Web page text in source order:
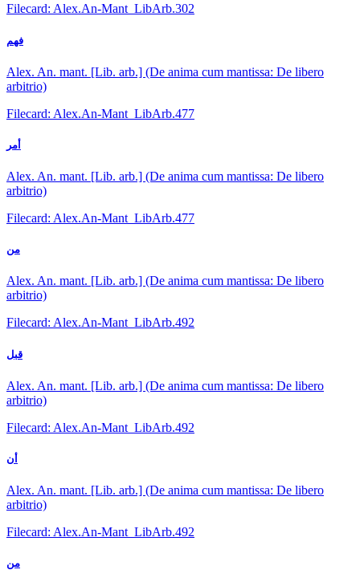
Filecard: Alex.An-Mant_LibArb.302
فهم
Alex. An. mant. [Lib. arb.] (De anima cum mantissa: De libero
arbitrio)
Filecard: Alex.An-Mant_LibArb.477
أمر
Alex. An. mant. [Lib. arb.] (De anima cum mantissa: De libero
arbitrio)
Filecard: Alex.An-Mant_LibArb.477
من
Alex. An. mant. [Lib. arb.] (De anima cum mantissa: De libero
arbitrio)
Filecard: Alex.An-Mant_LibArb.492
قبل
Alex. An. mant. [Lib. arb.] (De anima cum mantissa: De libero
arbitrio)
Filecard: Alex.An-Mant_LibArb.492
أن
Alex. An. mant. [Lib. arb.] (De anima cum mantissa: De libero
arbitrio)
Filecard: Alex.An-Mant_LibArb.492
من